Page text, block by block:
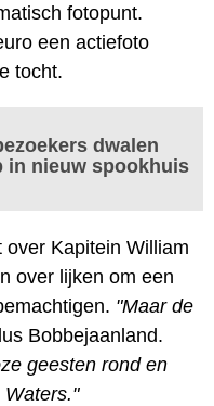
fotopunt.
een actiefoto
tocht.
dwalen
in nieuw spookhuis
Kapitein William
over lijken om een
"Maar de
Bobbejaanland.
geesten rond en